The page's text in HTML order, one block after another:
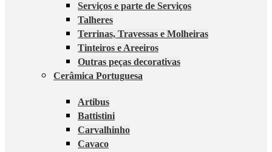
Serviços e parte de Serviços
Talheres
Terrinas, Travessas e Molheiras
Tinteiros e Areeiros
Outras peças decorativas
Cerâmica Portuguesa
Artibus
Battistini
Carvalhinho
Cavaco